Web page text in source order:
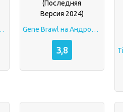
Версия 2024) Gene Brawl на Андроид (Последняя Версия 2024)
3,8